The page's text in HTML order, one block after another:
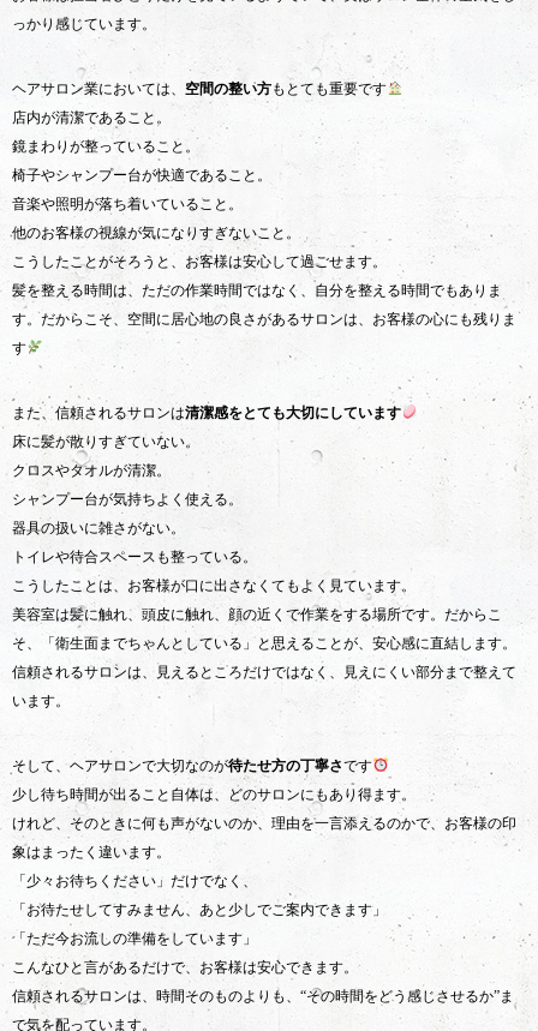
っかり感じています。
ヘアサロン業においては、 空間の整い方もとても重要です
店内が清潔であること。
鏡まわりが整っていること。
椅子やシャンプー台が快適であること。
音楽や照明が落ち着いていること。
他のお客様の視線が気になりすぎないこと。
こうしたことがそろうと、お客様は安心して過ごせます。
髪を整える時間は、ただの作業時間ではなく、自分を整える時間でもありま
す。だからこそ、空間に居心地の良さがあるサロンは、お客様の心にも残りま
す
また、信頼されるサロンは清潔感をとても大切にしています
床に髪が散りすぎていない。
クロスやタオルが清潔。
シャンプー台が気持ちよく使える。
器具の扱いに雑さがない。
トイレや待合スペースも整っている。
こうしたことは、お客様が口に出さなくてもよく見ています。
美容室は髪に触れ、頭皮に触れ、顔の近くで作業をする場所です。だからこ
そ、「衛生面までちゃんとしている」と思えることが、安心感に直結します。
信頼されるサロンは、見えるところだけではなく、見えにくい部分まで整えて
います。
そして、ヘアサロンで大切なのが待たせ方の丁寧さです
少し待ち時間が出ること自体は、どのサロンにもあり得ます。
けれど、そのときに何も声がないのか、理由を一言添えるのかで、お客様の印
象はまったく違います。
「少々お待ちください」だけでなく、
「お待たせしてすみません、あと少しでご案内できます」
「ただ今お流しの準備をしています」
こんなひと言があるだけで、お客様は安心できます。
信頼されるサロンは、時間そのものよりも、“その時間をどう感じさせるか”ま
で気を配っています。